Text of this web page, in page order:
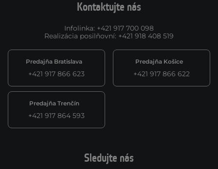
Kontaktujte nás
Infolinka: +421 917 700 098
Realizácia posilňovní: +421 918 408 519
Predajňa Bratislava
+421 917 866 623
Predajňa Košice
+421 917 866 622
Predajňa Trenčín
+421 917 864 593
Sledujte nás